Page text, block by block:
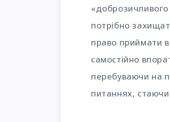
потрібно
право приймати
самостійно
перебуваючи на
питаннях,